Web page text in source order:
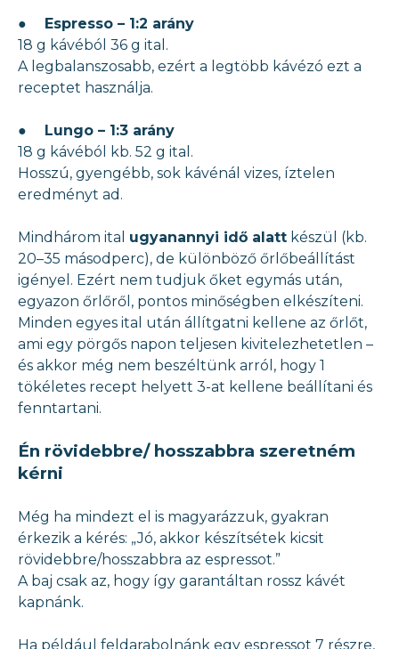
● Espresso – 1:2 arány
18 g kávéból 36 g ital.
A legbalanszosabb, ezért a legtöbb kávézó ezt a
receptet használja.
● Lungo – 1:3 arány
18 g kávéból kb. 52 g ital.
Hosszú, gyengébb, sok kávénál vizes, íztelen
eredményt ad.
Mindhárom ital ugyanannyi idő alatt készül (kb.
20–35 másodperc), de különböző őrlőbeállítást
igényel. Ezért nem tudjuk őket egymás után,
egyazon őrlőről, pontos minőségben elkészíteni.
Minden egyes ital után állítgatni kellene az őrlőt,
ami egy pörgős napon teljesen kivitelezhetetlen –
és akkor még nem beszéltünk arról, hogy 1
tökéletes recept helyett 3-at kellene beállítani és
fenntartani.
Én rövidebbre/ hosszabbra szeretném
kérni
Még ha mindezt el is magyarázzuk, gyakran
érkezik a kérés: „Jó, akkor készítsétek kicsit
rövidebbre/hosszabbra az espressot.”
A baj csak az, hogy így garantáltan rossz kávét
kapnánk.
Ha például feldarabolnánk egy espressot 7 részre,